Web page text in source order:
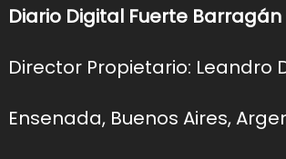
Diario Digital Fuerte Barragán
Director Propietario: Leandro
Ensenada, Buenos Aires,